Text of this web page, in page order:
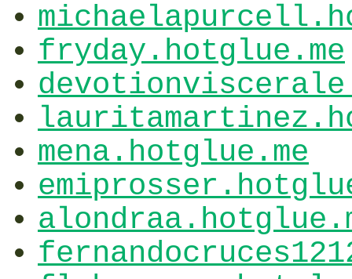
fryday.hotglue.me
mena.hotglue.me